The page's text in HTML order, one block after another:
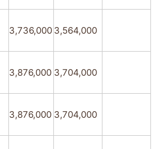
3,736,000 3,564,000
3,876,000 3,704,000
3,876,000 3,704,000